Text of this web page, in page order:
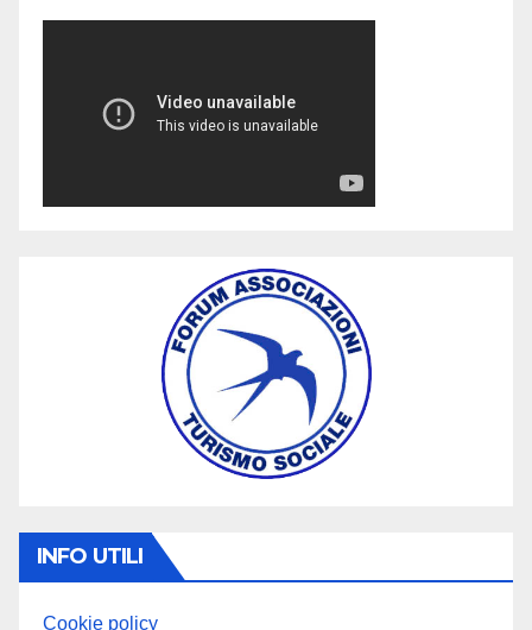
INFO UTILI
Cookie policy